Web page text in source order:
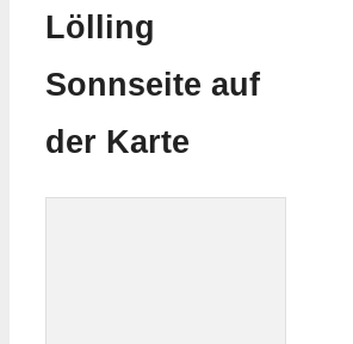
Lölling
Sonnseite auf
der Karte